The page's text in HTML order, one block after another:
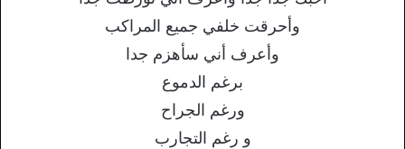
وأحرقت خلفي جميع المراكب
وأعرف أني سأهزم جدا
برغم الدموع
ورغم الجراح
و رغم التجارب